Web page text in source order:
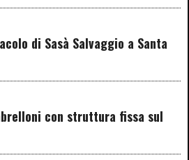
di Sasà Salvaggio a Santa
con struttura fissa sul